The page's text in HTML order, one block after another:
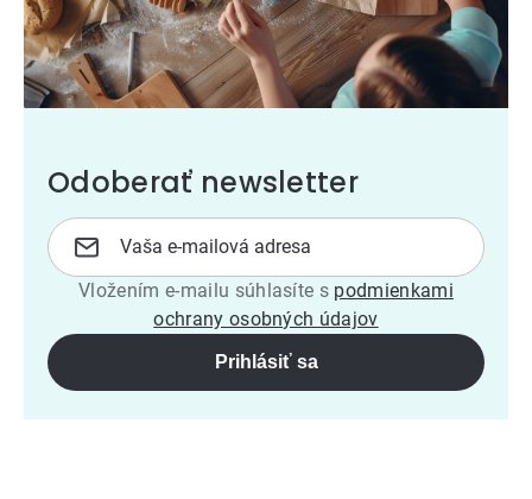
Odoberať newsletter
Vložením e-mailu súhlasíte s podmienkami
ochrany osobných údajov
Prihlásiť sa